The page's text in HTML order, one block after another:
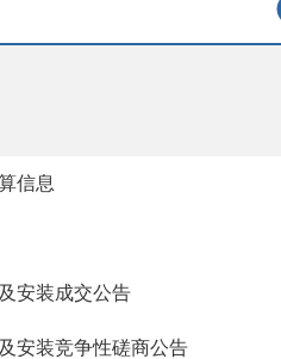
信息
安装成交公告
安装竞争性磋商公告